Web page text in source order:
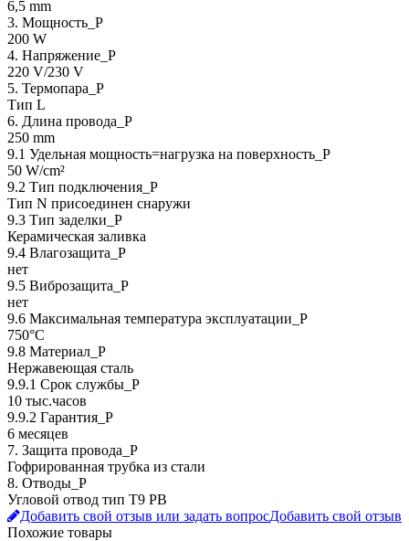
6,5 mm
3. Мощность_P
200 W
4. Напряжение_P
220 V/230 V
5. Термопара_P
Тип L
6. Длина провода_P
250 mm
9.1 Удельная мощность=нагрузка на поверхность_P
50 W/cm²
9.2 Тип подключения_P
Тип N присоединен снаружи
9.3 Тип заделки_Р
Керамическая заливка
9.4 Влагозащита_Р
нет
9.5 Виброзащита_Р
нет
9.6 Максимальная температура эксплуатации_Р
750°C
9.8 Материал_Р
Нержавеющая сталь
9.9.1 Срок службы_Р
10 тыс.часов
9.9.2 Гарантия_Р
6 месяцев
7. Защита провода_P
Гофрированная трубка из стали
8. Отводы_P
Угловой отвод тип T9 PB
Добавить свой отзыв или задать вопросДобавить свой отзыв
Похожие товары